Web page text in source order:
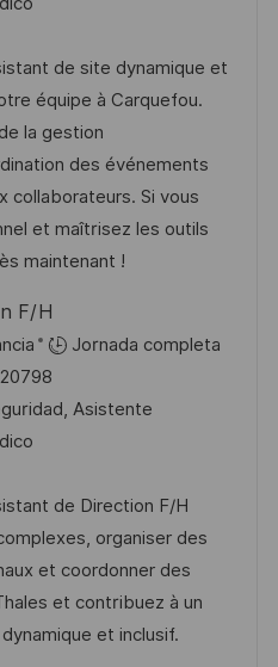
de site dynamique et
équipe à Carquefou.
la gestion
des événements
collaborateurs. Si vous
et maîtrisez les outils
maintenant !
F/H
Jornada completa
Asistente
de Direction F/H
organiser des
et coordonner des
et contribuez à un
et inclusif.